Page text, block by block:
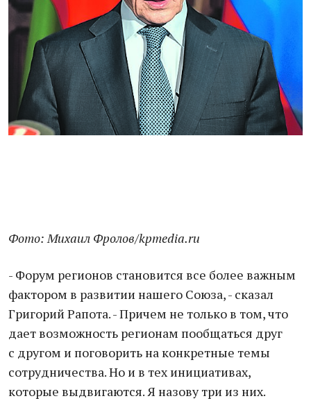
Фото: Михаил Фролов/kpmedia.ru
- Форум регионов становится все более важным
фактором в развитии нашего Союза, - сказал
Григорий Рапота. - Причем не только в том, что
дает возможность регионам пообщаться друг
с другом и поговорить на конкретные темы
сотрудничества. Но и в тех инициативах,
которые выдвигаются. Я назову три из них.